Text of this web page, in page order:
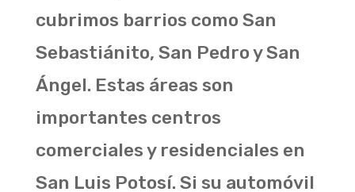
cubrimos barrios como San
Sebastiánito, San Pedro y San
Ángel. Estas áreas son
importantes centros
comerciales y residenciales en
San Luis Potosí. Si su automóvil